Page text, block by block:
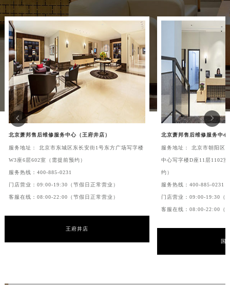
江西省鹰潭市月湖区胜利东路萧邦售后服务中心（需提前预约）
山东省德州市德城区东风中路萧邦售后服务中心（需提前预约）
山东省东营市东营区济南路萧邦售后服务中心（需提前预约）
山东省济南市历下区经十路11111号华润中心写字楼（万象城）15层1508室萧邦售后服务中心（需提前预约）
山东省济宁市任城区太白楼路萧邦售后服务中心（需提前预约）
山东省临沂市兰山区解放路萧邦售后服务中心（需提前预约）
山东省日照市东港区烟台路萧邦售后服务中心（需提前预约）
山东省泰安市泰山区财源街道泰山大街萧邦售后服务中心（需提前预约）
山东省威海市环翠区新威海路89号振华商厦一楼名表维修萧邦售后服务中心（需提前预约）
山东省潍坊市奎文区东风东街萧邦售后服务中心（需提前预约）
山东省枣庄市滕州市北辛路与善国路交叉口萧邦售后服务中心（需提前预约）
上海市徐汇区虹桥路3号港汇中心2座37层3705室萧邦售后服务中心（需提前预约）
北京萧邦售后维修服务中心（王府井店）
服务地址： 北京市东城区东长安街1号东方广场写字楼
W3座6层602室（需提前预约）
服务热线： 400-885-0231
门店营业：09:00-19:30（节假日正常营业）
客服在线：08:00-22:00（节假日正常营业）
王府井店
北京萧邦售后维修服务中
服务地址： 北京市朝阳区
中心写字楼D座11层1102
约）
服务热线： 400-885-0231
门店营业：09:00-19:30（
客服在线：08:00-22:00（
国

